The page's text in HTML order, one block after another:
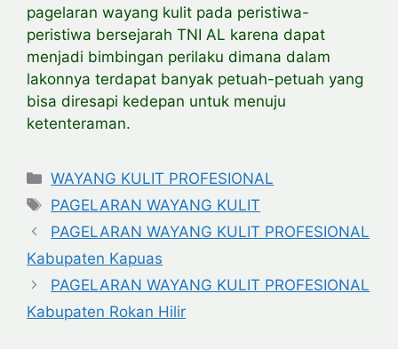
pagelaran wayang kulit pada peristiwa-
peristiwa bersejarah TNI AL karena dapat
menjadi bimbingan perilaku dimana dalam
lakonnya terdapat banyak petuah-petuah yang
bisa diresapi kedepan untuk menuju
ketenteraman.
Categories
WAYANG KULIT PROFESIONAL
Tags
PAGELARAN WAYANG KULIT
PAGELARAN WAYANG KULIT PROFESIONAL
Kabupaten Kapuas
PAGELARAN WAYANG KULIT PROFESIONAL
Kabupaten Rokan Hilir